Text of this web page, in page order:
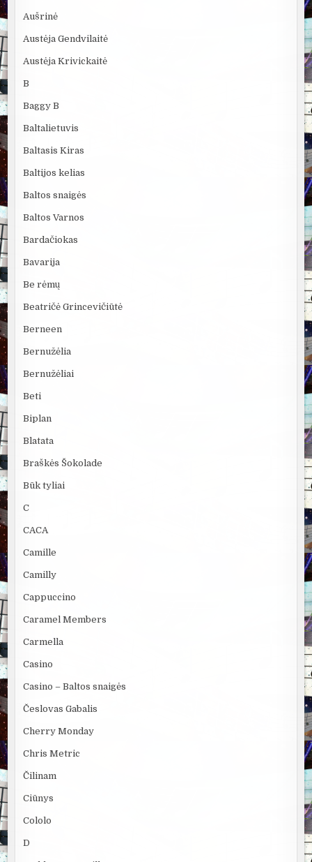
Aušrinė
Austėja Gendvilaitė
Austėja Krivickaitė
B
Baggy B
Baltalietuvis
Baltasis Kiras
Baltijos kelias
Baltos snaigės
Baltos Varnos
Bardačiokas
Bavarija
Be rėmų
Beatričė Grincevičiūtė
Berneen
Bernužėlia
Bernužėliai
Beti
Biplan
Blatata
Braškės Šokolade
Būk tyliai
C
CACA
Camille
Camilly
Cappuccino
Caramel Members
Carmella
Casino
Casino – Baltos snaigės
Česlovas Gabalis
Cherry Monday
Chris Metric
Čilinam
Ciūnys
Cololo
D